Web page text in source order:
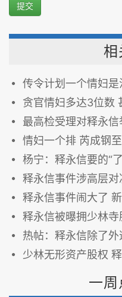
提交
相
传令计划一个情妇
贪官情妇多达3位数
最高检受理对释永
情妇一个排 芮成钢
杨宁：释永信要的“
释永信事件涉高层
释永信事件闹大了
释永信被曝拥少林
热帖：释永信除了
少林无形资产股权
一